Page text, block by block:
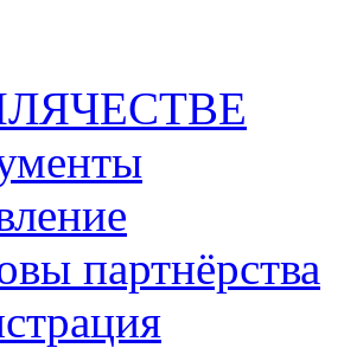
партнёрства